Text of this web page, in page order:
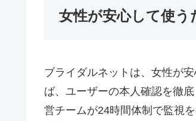
女性が安心して使う
ブライダルネットは、女性が
ば、ユーザーの本人確認を徹
営チームが24時間体制で監視